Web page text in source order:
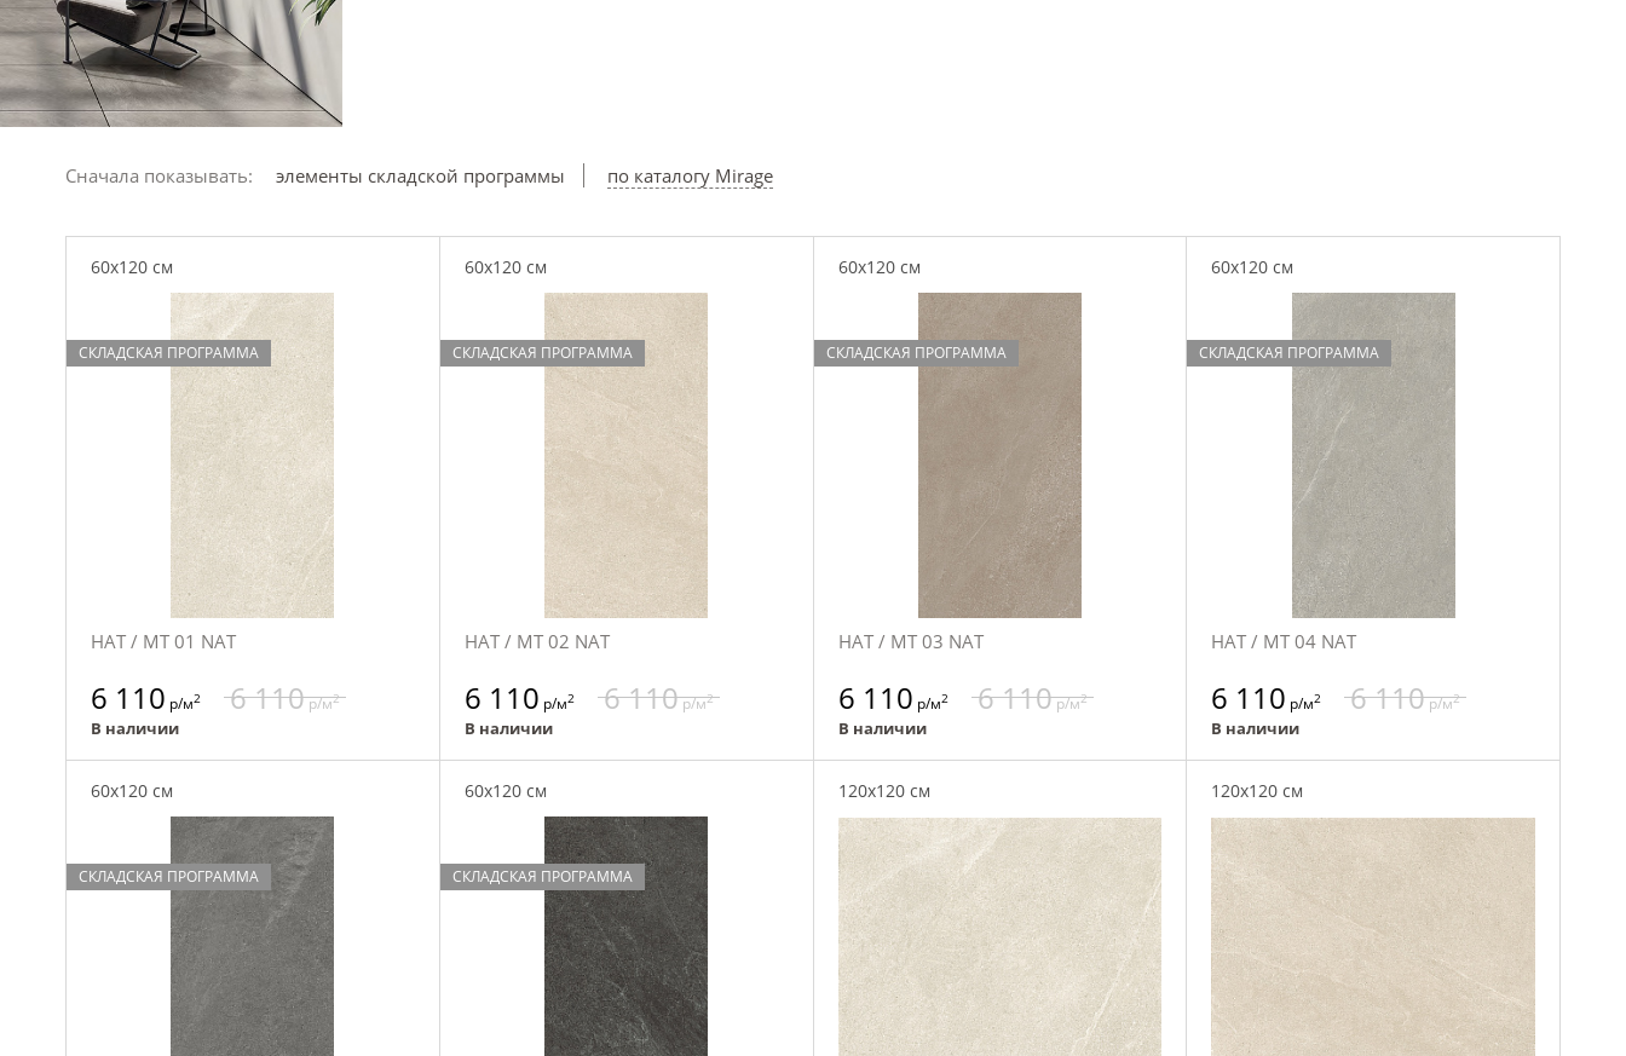
Сначала показывать: элементы складской программы по каталогу Mirage
60x120 см
СКЛАДСКАЯ ПРОГРАММА
НАТ / MT 01 NAT
6 110 р/м2 6 110р/м2
В наличии
60x120 см
СКЛАДСКАЯ ПРОГРАММА
НАТ / MT 02 NAT
6 110 р/м2 6 110р/м2
В наличии
60x120 см
СКЛАДСКАЯ ПРОГРАММА
НАТ / MT 03 NAT
6 110 р/м2 6 110р/м2
В наличии
60x120 см
СКЛАДСКАЯ ПРОГРАММА
НАТ / MT 04 NAT
6 110 р/м2 6 110р/м2
В наличии
60x120 см
СКЛАДСКАЯ ПРОГРАММА
60x120 см
СКЛАДСКАЯ ПРОГРАММА
120x120 см 120x120 см